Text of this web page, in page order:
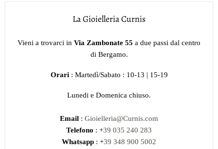
La Gioielleria Curnis
Vieni a trovarci in Via Zambonate 55 a due passi dal centro
di Bergamo.
Orari : Martedì/Sabato : 10-13 | 15-19
Lunedi e Domenica chiuso.
Email : Gioielleria@Curnis.com
Telefono : +39 035 240 283
Whatsapp : +39 348 900 5002